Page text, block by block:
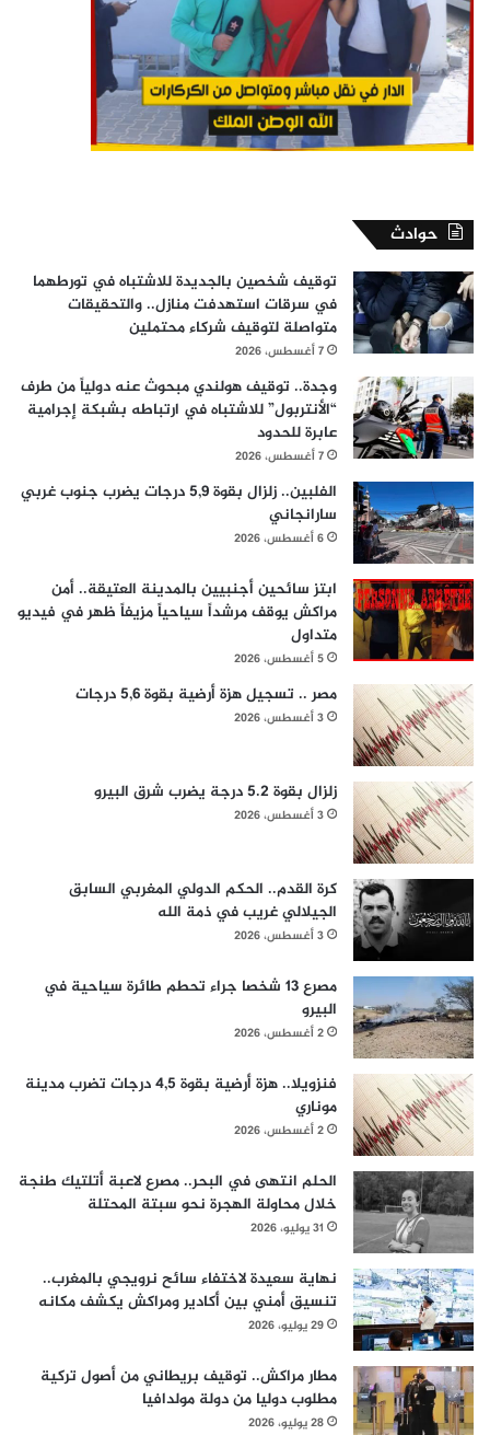
حوادث
توقيف شخصين بالجديدة للاشتباه في تورطهما
في سرقات استهدفت منازل.. والتحقيقات
متواصلة لتوقيف شركاء محتملين
7 أغسطس، 2026
وجدة.. توقيف هولندي مبحوث عنه دولياً من طرف
“الأنتربول” للاشتباه في ارتباطه بشبكة إجرامية
عابرة للحدود
7 أغسطس، 2026
الفلبين.. زلزال بقوة 5,9 درجات يضرب جنوب غربي
سارانجاني
6 أغسطس، 2026
ابتز سائحين أجنبيين بالمدينة العتيقة.. أمن
مراكش يوقف مرشداً سياحياً مزيفاً ظهر في فيديو
متداول
5 أغسطس، 2026
مصر .. تسجيل هزة أرضية بقوة 5,6 درجات
3 أغسطس، 2026
زلزال بقوة 5.2 درجة يضرب شرق البيرو
3 أغسطس، 2026
كرة القدم.. الحكم الدولي المغربي السابق
الجيلالي غريب في ذمة الله
3 أغسطس، 2026
مصرع 13 شخصا جراء تحطم طائرة سياحية في
البيرو
2 أغسطس، 2026
فنزويلا.. هزة أرضية بقوة 4,5 درجات تضرب مدينة
موناري
2 أغسطس، 2026
الحلم انتهى في البحر.. مصرع لاعبة أتلتيك طنجة
خلال محاولة الهجرة نحو سبتة المحتلة
31 يوليو، 2026
نهاية سعيدة لاختفاء سائح نرويجي بالمغرب..
تنسيق أمني بين أكادير ومراكش يكشف مكانه
29 يوليو، 2026
مطار مراكش.. توقيف بريطاني من أصول تركية
مطلوب دوليا من دولة مولدافيا
28 يوليو، 2026